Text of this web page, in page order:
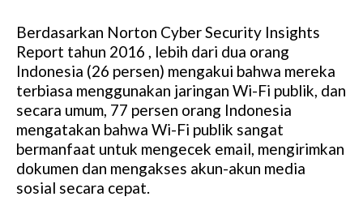
Berdasarkan Norton Cyber Security Insights
Report tahun 2016 , lebih dari dua orang
Indonesia (26 persen) mengakui bahwa mereka
terbiasa menggunakan jaringan Wi-Fi publik, dan
secara umum, 77 persen orang Indonesia
mengatakan bahwa Wi-Fi publik sangat
bermanfaat untuk mengecek email, mengirimkan
dokumen dan mengakses akun-akun media
sosial secara cepat.